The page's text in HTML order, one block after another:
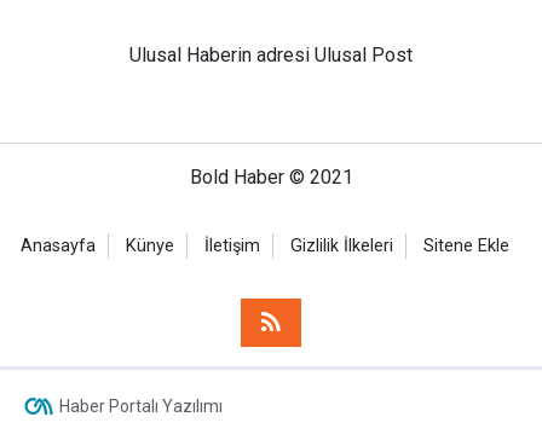
Ulusal Haberin adresi Ulusal Post
Bold Haber © 2021
Anasayfa Künye İletişim Gizlilik İlkeleri Sitene Ekle
Haber Portalı Yazılımı